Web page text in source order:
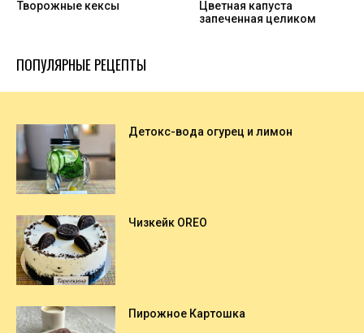
Творожные кексы
Цветная капуста
запеченная целиком
ПОПУЛЯРНЫЕ РЕЦЕПТЫ
Детокс-вода огурец и лимон
Чизкейк OREO
Пирожное Картошка